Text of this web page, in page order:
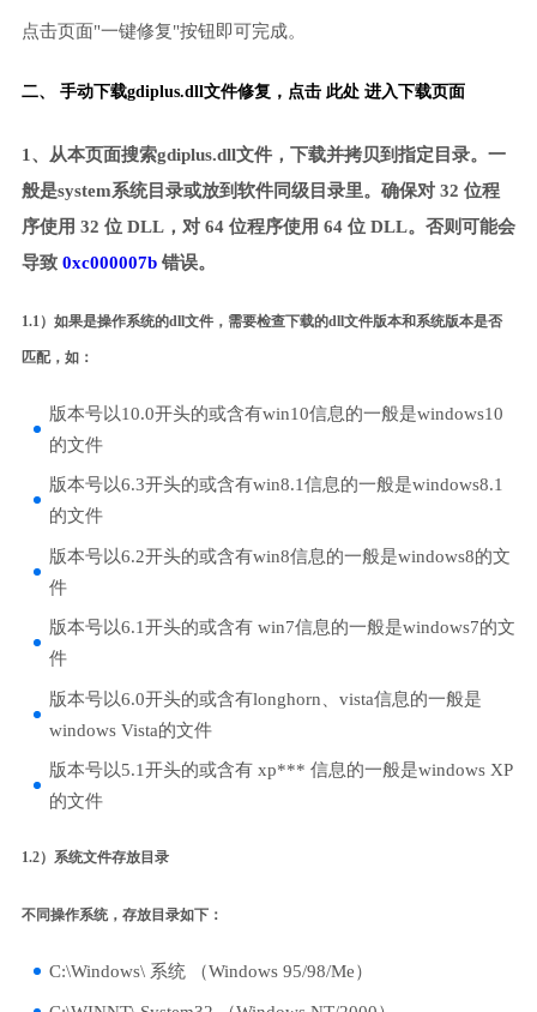
点击页面"一键修复"按钮即可完成。
二、 手动下载gdiplus.dll文件修复， 点击 此处 进入下载页面
1、从本页面搜索gdiplus.dll文件，下载并拷贝到指定目录。一
般是system系统目录或放到软件同级目录里。确保对 32 位程
序使用 32 位 DLL，对 64 位程序使用 64 位 DLL。否则可能会
导致 0xc000007b错误。
1.1）如果是操作系统的dll文件，需要检查下载的dll文件版本和系统版本是否
匹配，如：
版本号以10.0开头的或含有win10信息的一般是windows10
的文件
版本号以6.3开头的或含有win8.1信息的一般是windows8.1
的文件
版本号以6.2开头的或含有win8信息的一般是windows8的文
件
版本号以6.1开头的或含有 win7信息的一般是windows7的文
件
版本号以6.0开头的或含有longhorn、vista信息的一般是
windows Vista的文件
版本号以5.1开头的或含有 xp*** 信息的一般是windows XP
的文件
1.2）系统文件存放目录
不同操作系统，存放目录如下：
C:\Windows\ 系统 （Windows 95/98/Me）